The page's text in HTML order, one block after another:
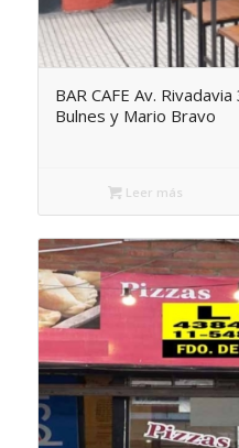
BAR CAFE Av.
Bulnes y Mario Bravo
Leer más